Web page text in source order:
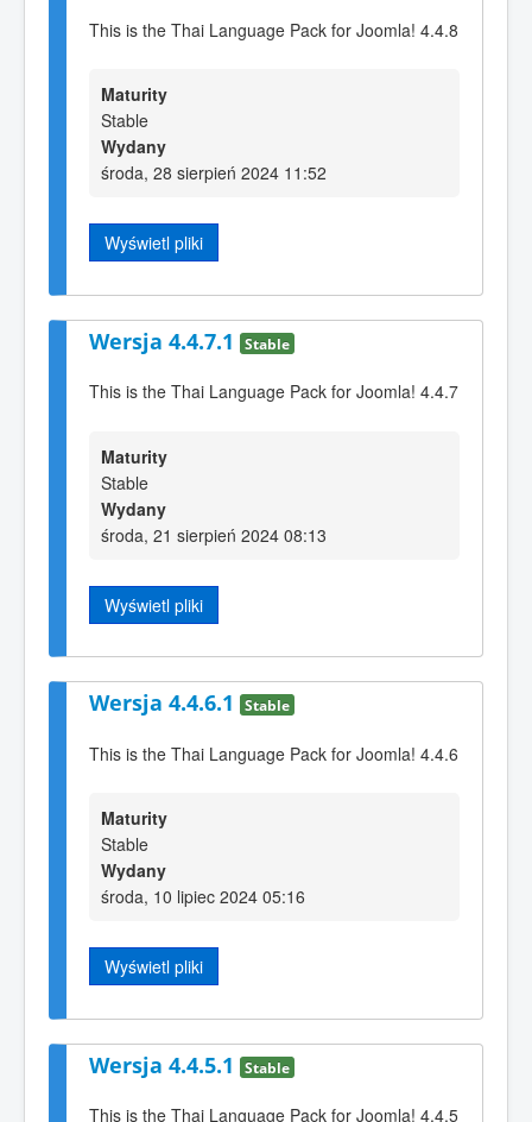
This is the Thai Language Pack for Joomla! 4.4.8
Maturity
Stable
Wydany
środa, 28 sierpień 2024 11:52
Wyświetl pliki
Wersja 4.4.7.1 Stable
This is the Thai Language Pack for Joomla! 4.4.7
Maturity
Stable
Wydany
środa, 21 sierpień 2024 08:13
Wyświetl pliki
Wersja 4.4.6.1 Stable
This is the Thai Language Pack for Joomla! 4.4.6
Maturity
Stable
Wydany
środa, 10 lipiec 2024 05:16
Wyświetl pliki
Wersja 4.4.5.1 Stable
This is the Thai Language Pack for Joomla! 4.4.5